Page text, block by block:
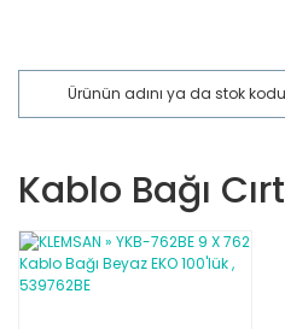
Kablo Bağı Cırt